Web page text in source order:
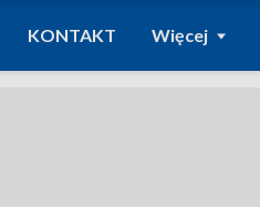
KONTAKT Więcej